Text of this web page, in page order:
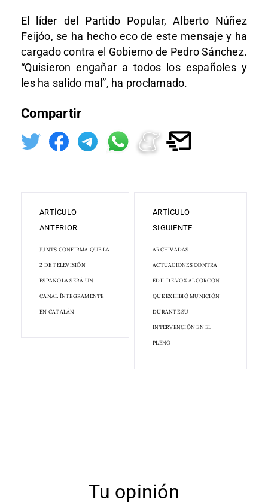
El líder del Partido Popular, Alberto Núñez
Feijóo, se ha hecho eco de este mensaje y ha
cargado contra el Gobierno de Pedro Sánchez.
“Quisieron engañar a todos los españoles y
les ha salido mal”, ha proclamado.
Compartir
ARTÍCULO
ANTERIOR
JUNTS CONFIRMA QUE LA
2 DE TELEVISIÓN
ESPAÑOLA SERÁ UN
CANAL ÍNTEGRAMENTE
EN CATALÁN
ARTÍCULO
SIGUIENTE
ARCHIVADAS
ACTUACIONES CONTRA
EDIL DE VOX ALCORCÓN
QUE EXHIBIÓ MUNICIÓN
DURANTE SU
INTERVENCIÓN EN EL
PLENO
Tu opinión